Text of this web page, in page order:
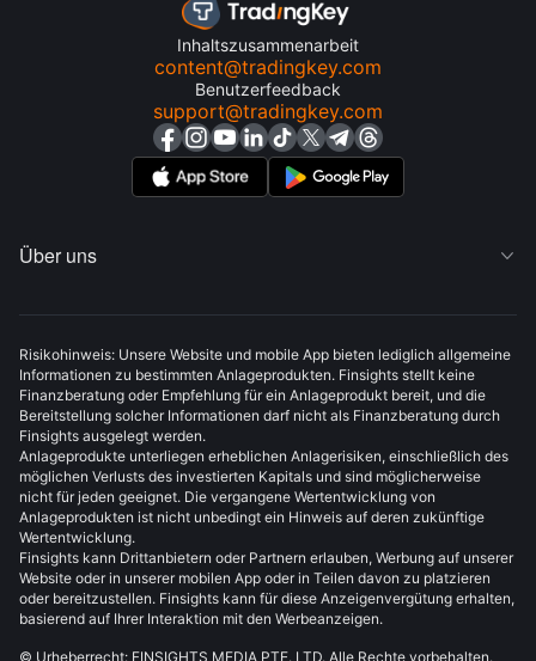
Inhaltszusammenarbeit
content@tradingkey.com
Benutzerfeedback
support@tradingkey.com
Über uns 
Risikohinweis: Unsere Website und mobile App bieten lediglich allgemeine
Informationen zu bestimmten Anlageprodukten. Finsights stellt keine
Finanzberatung oder Empfehlung für ein Anlageprodukt bereit, und die
Bereitstellung solcher Informationen darf nicht als Finanzberatung durch
Finsights ausgelegt werden.
Anlageprodukte unterliegen erheblichen Anlagerisiken, einschließlich des
möglichen Verlusts des investierten Kapitals und sind möglicherweise
nicht für jeden geeignet. Die vergangene Wertentwicklung von
Anlageprodukten ist nicht unbedingt ein Hinweis auf deren zukünftige
Wertentwicklung.
Finsights kann Drittanbietern oder Partnern erlauben, Werbung auf unserer
Website oder in unserer mobilen App oder in Teilen davon zu platzieren
oder bereitzustellen. Finsights kann für diese Anzeigenvergütung erhalten,
basierend auf Ihrer Interaktion mit den Werbeanzeigen.
© Urheberrecht: FINSIGHTS MEDIA PTE. LTD. Alle Rechte vorbehalten.